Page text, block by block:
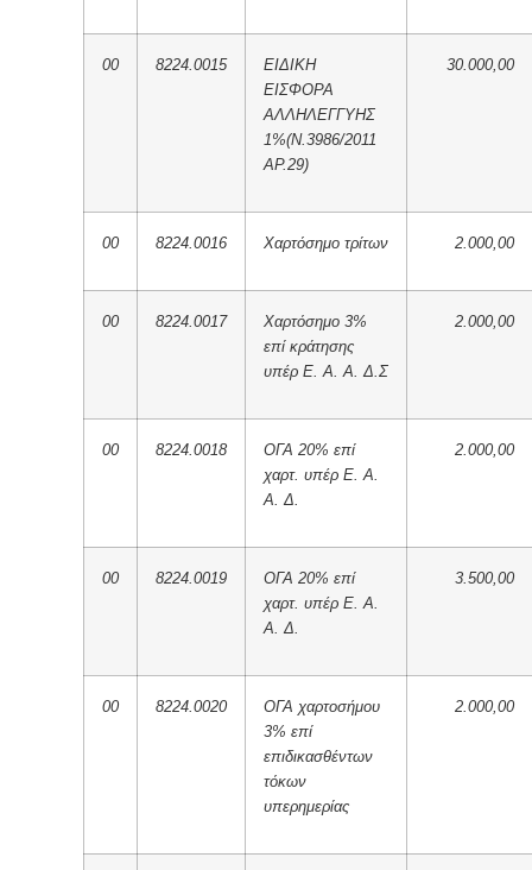
00 8224.0015
ΕΙΔΙΚΗ
ΕΙΣΦΟΡΑ
ΑΛΛΗΛΕΓΓΥΗΣ
1%(Ν.3986/2011
ΑΡ.29)
30.000,00
00 8224.0016 Χαρτόσημο τρίτων 2.000,00
00 8224.0017
Χαρτόσημο 3%
επί κράτησης
υπέρ Ε. Α. Α. Δ.Σ
2.000,00
00 8224.0018
ΟΓΑ 20% επί
χαρτ. υπέρ Ε. Α.
Α. Δ.
2.000,00
00 8224.0019
ΟΓΑ 20% επί
χαρτ. υπέρ Ε. Α.
Α. Δ.
3.500,00
00 8224.0020
ΟΓΑ χαρτοσήμου
3% επί
επιδικασθέντων
τόκων
υπερημερίας
2.000,00